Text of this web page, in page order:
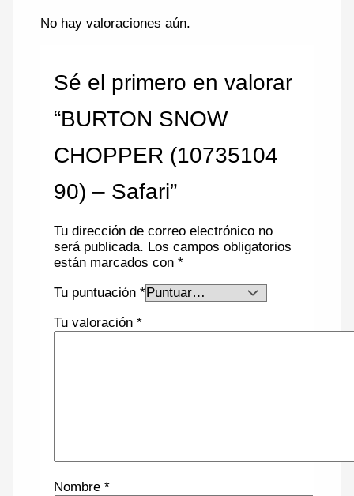
No hay valoraciones aún.
Sé el primero en valorar
“BURTON SNOW
CHOPPER (10735104
90) – Safari”
Tu dirección de correo electrónico no
será publicada. Los campos obligatorios
están marcados con*
Tu puntuación*
Tu valoración*
Nombre*